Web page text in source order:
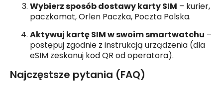
Wybierz sposób dostawy karty SIM – kurier,
paczkomat, Orlen Paczka, Poczta Polska.
Aktywuj kartę SIM w swoim smartwatchu –
postępuj zgodnie z instrukcją urządzenia (dla
eSIM zeskanuj kod QR od operatora).
Najczęstsze pytania (FAQ)